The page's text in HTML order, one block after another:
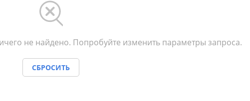
не найдено. Попробуйте изменить параметры запроса.
СБРОСИТЬ